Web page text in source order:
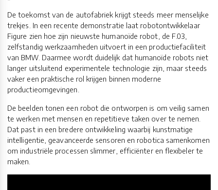
De toekomst van de autofabriek krijgt steeds meer menselijke
trekjes. In een recente demonstratie laat robotontwikkelaar
Figure zien hoe zijn nieuwste humanoïde robot, de F.03,
zelfstandig werkzaamheden uitvoert in een productiefaciliteit
van BMW. Daarmee wordt duidelijk dat humanoïde robots niet
langer uitsluitend experimentele technologie zijn, maar steeds
vaker een praktische rol krijgen binnen moderne
productieomgevingen.
De beelden tonen een robot die ontworpen is om veilig samen
te werken met mensen en repetitieve taken over te nemen.
Dat past in een bredere ontwikkeling waarbij kunstmatige
intelligentie, geavanceerde sensoren en robotica samenkomen
om industriële processen slimmer, efficiënter en flexibeler te
maken.